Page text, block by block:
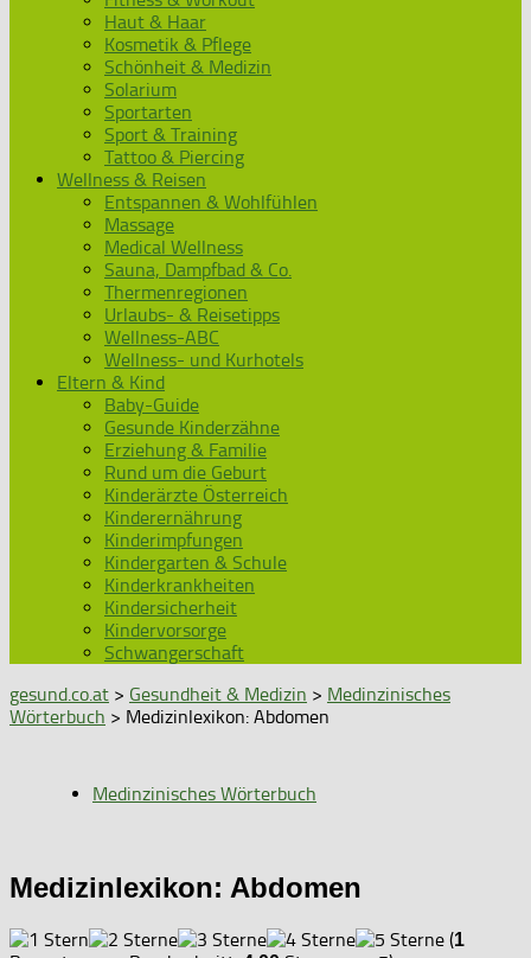
Haut & Haar
Kosmetik & Pflege
Schönheit & Medizin
Solarium
Sportarten
Sport & Training
Tattoo & Piercing
Wellness & Reisen
Entspannen & Wohlfühlen
Massage
Medical Wellness
Sauna, Dampfbad & Co.
Thermenregionen
Urlaubs- & Reisetipps
Wellness-ABC
Wellness- und Kurhotels
Eltern & Kind
Baby-Guide
Gesunde Kinderzähne
Erziehung & Familie
Rund um die Geburt
Kinderärzte Österreich
Kinderernährung
Kinderimpfungen
Kindergarten & Schule
Kinderkrankheiten
Kindersicherheit
Kindervorsorge
Schwangerschaft
gesund.co.at > Gesundheit & Medizin > Medinzinisches
Wörterbuch > Medizinlexikon: Abdomen
Medinzinisches Wörterbuch
Medizinlexikon: Abdomen
(1